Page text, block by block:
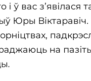
і ў вас
Юры
на